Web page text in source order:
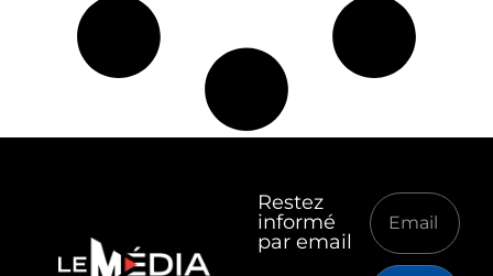
Restez
informé
par email